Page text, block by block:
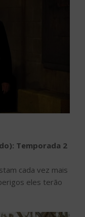
Temporada 2
cada vez mais
eles terão